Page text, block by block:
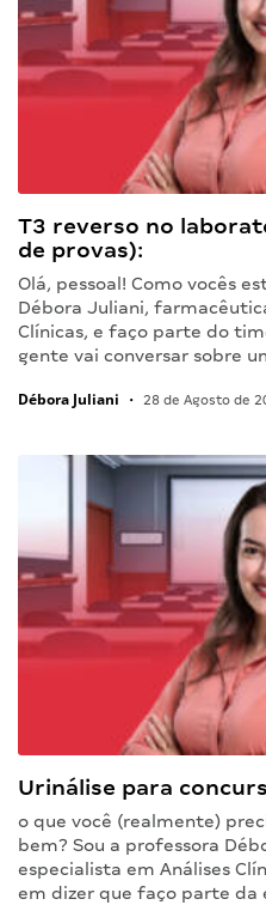
T3 reverso no
de provas):
Olá, pessoal! Como vocês
Débora Juliani,
Clínicas, e faço parte do
gente vai conversar sobre
Débora Juliani • 28 de Agosto de
Urinálise para
o que você (realmente)
bem? Sou a professora
especialista em Análises
em dizer que faço parte da